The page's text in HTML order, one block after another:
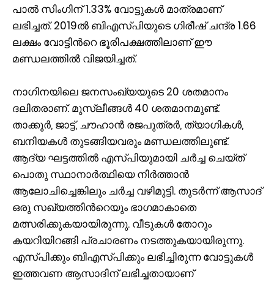
പാൽ സിംഗിന് 1.33% വോട്ടുകൾ മാത്രമാണ്
ലഭിച്ചത്. 2019ൽ ബിഎസ്പിയുടെ ഗിരീഷ് ചന്ദ്ര 1.66
ലക്ഷം വോട്ടിന്‍റെ ഭൂരിപക്ഷത്തിലാണ് ഈ
മണ്ഡലത്തിൽ വിജയിച്ചത്.
നാഗിനയിലെ ജനസംഖ്യയുടെ 20 ശതമാനം
ദലിതരാണ്. മുസ്ലീങ്ങൾ 40 ശതമാനമുണ്ട്.
താക്കൂർ, ജാട്ട്, ചൗഹാൻ രജപുത്രർ, ത്യാഗികൾ,
ബനിയകൾ തുടങ്ങിയവരും മണ്ഡലത്തിലുണ്ട്.
ആദ്യ ഘട്ടത്തിൽ എസ്പിയുമായി ചർച്ച ചെയ്ത്
പൊതു സ്ഥാനാർത്ഥിയെ നിർത്താൻ
ആലോചിച്ചെങ്കിലും ചർച്ച വഴിമുട്ടി. തുടർന്ന് ആസാദ്
ഒരു സഖ്യത്തിന്‍റെയും ഭാഗമാകാതെ
മത്സരിക്കുകയായിരുന്നു. വീടുകള്‍ തോറും
കയറിയിറങ്ങി പ്രചാരണം നടത്തുകയായിരുന്നു.
എസ്പിക്കും ബിഎസ്പിക്കും ലഭിച്ചിരുന്ന വോട്ടുകള്‍
ഇത്തവണ ആസാദിന് ലഭിച്ചതായാണ്